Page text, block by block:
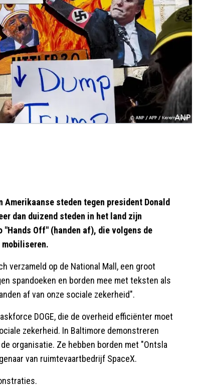
Amerikaanse steden tegen president Donald
dan duizend steden in het land zijn
Off" (handen af), die volgens de
mobiliseren.
verzameld op de National Mall, een groot
spandoeken en borden mee met teksten als
af van onze sociale zekerheid".
DOGE, die de overheid efficiënter moet
zekerheid. In Baltimore demonstreren
organisatie. Ze hebben borden met "Ontsla
van ruimtevaartbedrijf SpaceX.